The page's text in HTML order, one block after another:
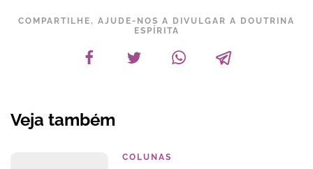
COMPARTILHE, AJUDE-NOS A DIVULGAR A DOUTRINA
ESPÍRITA
Veja também
COLUNAS